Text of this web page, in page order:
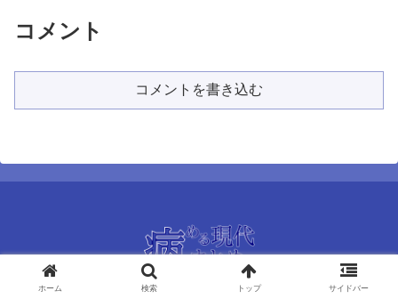
コメント
コメントを書き込む
当ブログについて
ホーム 検索 トップ サイドバー